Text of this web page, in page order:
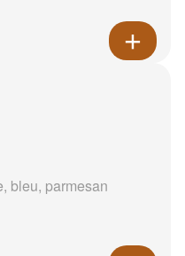
bleu, parmesan